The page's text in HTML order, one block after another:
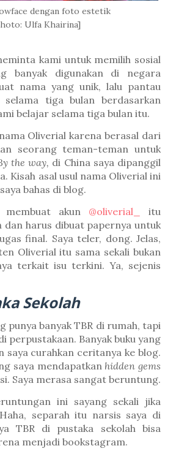
dengan foto estetik
Ulfa Khairina]
kami untuk memilih sosial
banyak digunakan di negara
nama yang unik, lalu pantau
selama tiga bulan berdasarkan
belajar selama tiga bulan itu.
Oliverial karena berasal dari
seorang teman-teman untuk
the way, di China saya dipanggil
Kisah asal usul nama Oliverial ini
bahas di blog.
membuat akun @oliverial_
itu
dan harus dibuat papernya untuk
final. Saya teler, dong. Jelas,
Oliverial itu sama sekali bukan
terkait isu terkini. Ya, sejenis
Sekolah
punya banyak TBR di rumah, tapi
perpustakaan. Banyak buku yang
saya curahkan ceritanya ke blog.
saya mendapatkan hidden gems
Saya merasa sangat beruntung.
ini sayang sekali jika
separah itu narsis saya di
TBR di pustaka sekolah bisa
menjadi bookstagram.